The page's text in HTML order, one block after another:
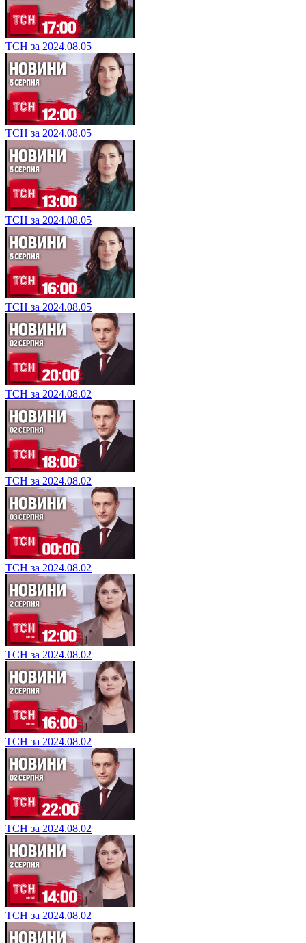
ТСН за 2024.08.05
ТСН за 2024.08.05
ТСН за 2024.08.05
ТСН за 2024.08.05
ТСН за 2024.08.02
ТСН за 2024.08.02
ТСН за 2024.08.02
ТСН за 2024.08.02
ТСН за 2024.08.02
ТСН за 2024.08.02
ТСН за 2024.08.02